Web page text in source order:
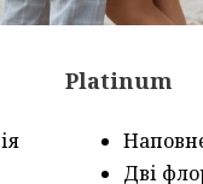
Platinum
Дві